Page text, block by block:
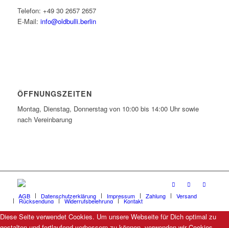
Telefon: +49 30 2657 2657
E-Mail: info@oldbulli.berlin
ÖFFNUNGSZEITEN
Montag, Dienstag, Donnerstag von 10:00 bis 14:00 Uhr sowie
nach Vereinbarung
AGB Datenschutzerklärung Impressum Zahlung Versand
Rücksendung Widerrufsbelehrung Kontakt
Diese Seite verwendet Cookies. Um unsere Webseite für Dich optimal zu